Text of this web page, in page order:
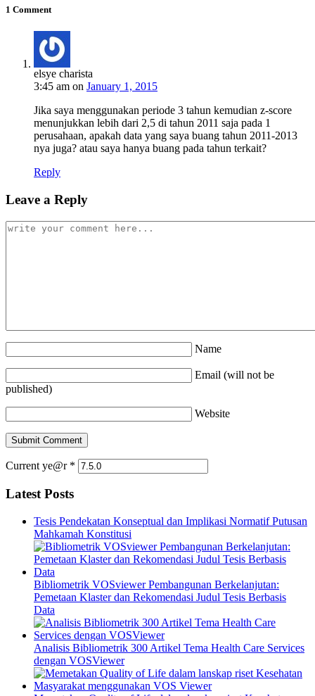
1 Comment
elsye charista
3:45 am on January 1, 2015
Jika saya menggunakan periode 3 tahun kemudian z-score
menunjukkan lebih dari 2,5 di tahun 2011 saja pada 1
perusahaan, apakah data yang saya buang tahun 2011-2013
nya juga? atau saya hanya buang pada tahun terkait?
Reply
Leave a Reply
Name
Email (will not be
published)
Website
Current ye@r *
Latest Posts
Tesis Pendekatan Konseptual dan Implikasi Normatif Putusan
Mahkamah Konstitusi
Bibliometrik VOSviewer Pembangunan Berkelanjutan:
Pemetaan Klaster dan Rekomendasi Judul Tesis Berbasis
Data
Analisis Bibliometrik 300 Artikel Tema Health Care Services
dengan VOSViewer